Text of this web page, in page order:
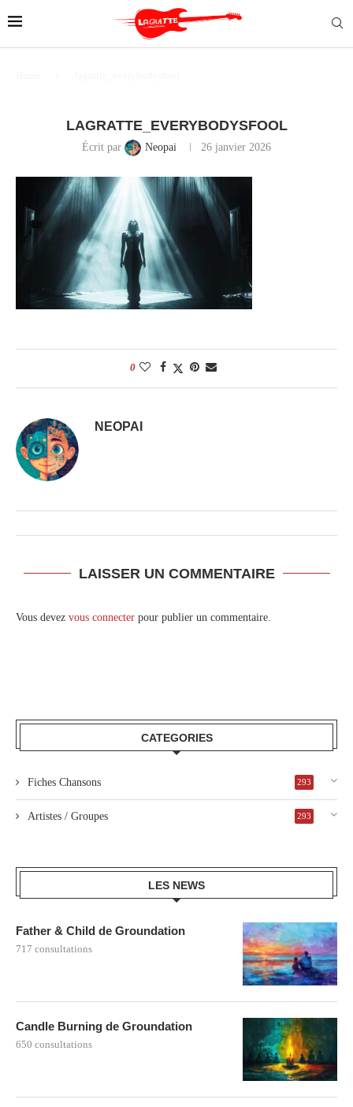
LAGRATTE_EVERYBODYSFOOL
Écrit par Neopai 26 janvier 2026
0
NEOPAI
LAISSER UN COMMENTAIRE
Vous devez vous connecter pour publier un commentaire.
CATEGORIES
Fiches Chansons 293
Artistes / Groupes 293
LES NEWS
Father & Child de Groundation
717 consultations
Candle Burning de Groundation
650 consultations